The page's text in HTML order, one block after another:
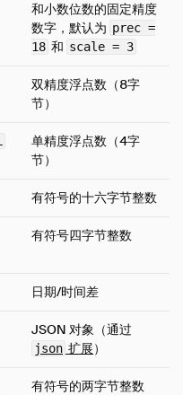
和小数位数的固定精度
数字，默认为 prec =
18 和 scale = 3
双精度浮点数（8字
节）
单精度浮点数（4字
节）
有符号的十六字节整数
有符号四字节整数
日期/时间差
JSON 对象（通过
json 扩展）
有符号的两字节整数